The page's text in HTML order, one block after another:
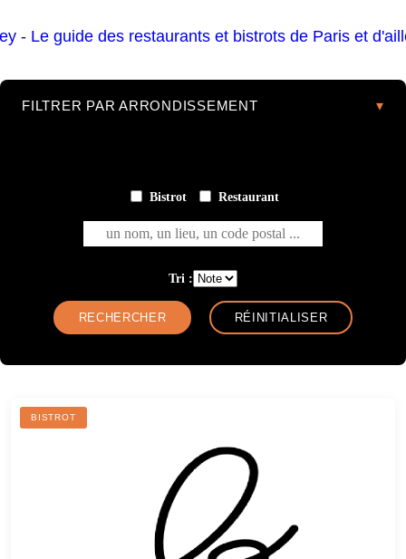
FILTRER PAR ARRONDISSEMENT
Bistrot Restaurant
un nom, un lieu, un code postal ...
Tri :
BISTROT